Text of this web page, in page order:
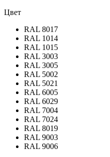
Цвет
RAL 8017
RAL 1014
RAL 1015
RAL 3003
RAL 3005
RAL 5002
RAL 5021
RAL 6005
RAL 6029
RAL 7004
RAL 7024
RAL 8019
RAL 9003
RAL 9006